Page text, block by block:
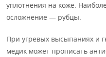
уплотнения на коже.
осложнение — рубцы.
При угревых высыпаниях и
медик может прописать